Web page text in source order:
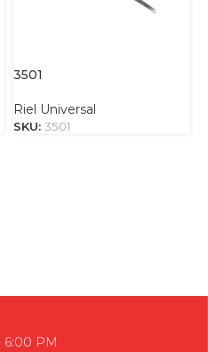
3501
Riel Universal
SKU: 3501
6:00 PM